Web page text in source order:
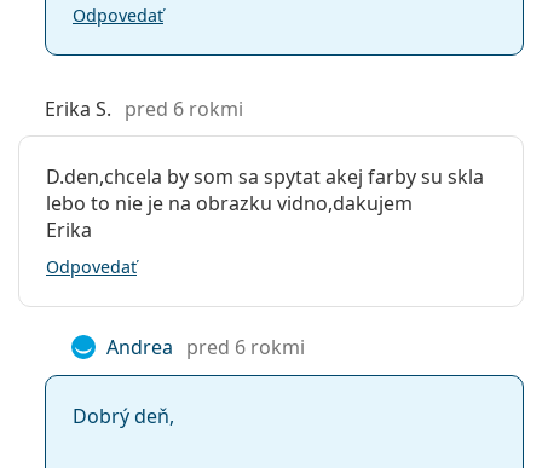
Odpovedať
Erika S. pred 6 rokmi
D.den,chcela by som sa spytat akej farby su skla
lebo to nie je na obrazku vidno,dakujem
Erika
Odpovedať
Andrea pred 6 rokmi
Dobrý deň,